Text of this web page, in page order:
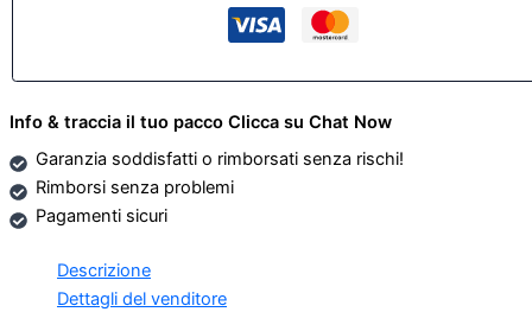
164
Info & traccia il tuo pacco Clicca su Chat Now
Garanzia soddisfatti o rimborsati senza rischi!
Rimborsi senza problemi
Pagamenti sicuri
Descrizione
Dettagli del venditore